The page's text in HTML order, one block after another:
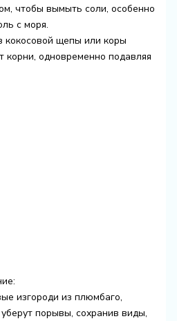
чтобы вымыть соли, особенно
с моря.
кокосовой щепы или коры
корни, одновременно подавляя
изгороди из плюмбаго,
порывы, сохранив виды,